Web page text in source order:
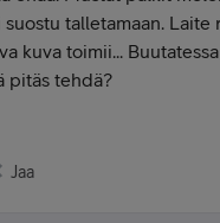
talletamaan. Laite
kuva toimii...
pitäs tehdä?
Jaa